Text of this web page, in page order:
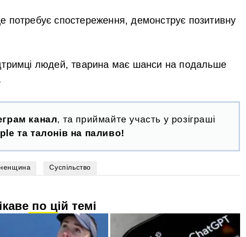
потребує спостереження, демонструє позитивну
людей, тварина має шанси на подальше
канал, та приймайте участь у розіграші
та талонів на паливо!
Суспільство
по цій темі